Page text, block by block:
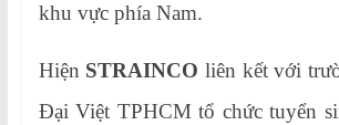
khu vực phía Nam.
Hiện STRAINCO liên kết với
Đại Việt TPHCM tổ chức tuyển